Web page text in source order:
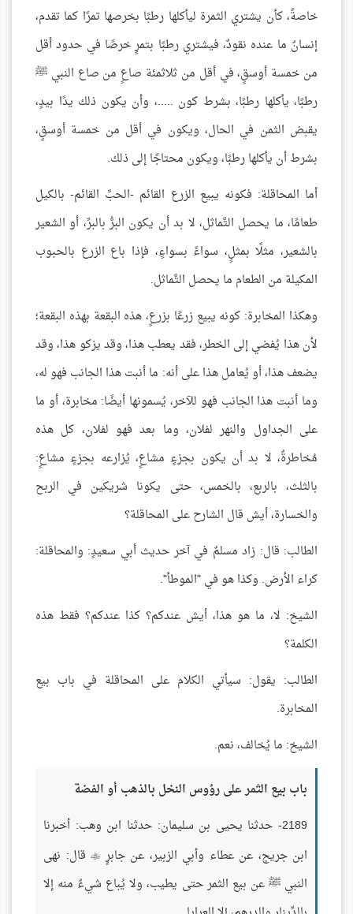
خاصةً، كأن يشتري الثمرة ليأكلها رطبًا بخرصها تمرًا كما تقدم،
إنسانٌ ما عنده نقودٌ، فيشتري رطبًا بتمرٍ خرصًا في حدود أقل
من خمسة أوسقٍ، في أقل من ثلاثمئة صاعٍ من صاع النبي ﷺ
رطبًا، يأكلها رطبًا، بشرط كون .....، وأن يكون ذلك يدًا بيدٍ،
يقبض الثمن في الحال، ويكون في أقل من خمسة أوسقٍ،
بشرط أن يأكلها رطبًا، ويكون محتاجًا إلى ذلك.
أما المحاقلة: فكونه يبيع الزرع القائم -الحبَّ القائم- بالكيل
طعامًا، ما يحصل التَّماثل، لا بد أن يكون البرُّ بالبرِّ، أو الشعير
بالشعير، مثلًا بمثلٍ، سواءً بسواءٍ، فإذا باع الزرع بالحبوب
المكيلة من الطعام ما يحصل التَّماثل.
وهكذا المخابرة: كونه يبيع زرعًا بزرعٍ، هذه البقعة بهذه البقعة؛
لأن هذا يُفضي إلى الخطر، فقد يعطب هذا، وقد يزكو هذا، وقد
يضعف هذا، أو يُعامل هذا على أنه: ما أنبت هذا الجانب فهو له،
وما أنبت هذا الجانب فهو للآخر، يُسمونها أيضًا: مخابرة، أو ما
على الجداول والنهر لفلان، وما بعد فهو لفلان، كل هذه
مُخاطرةٌ، لا بد أن يكون بجزءٍ مشاعٍ، يُزارعه بجزءٍ مشاعٍ:
بالثلث، بالربع، بالخمس، حتى يكونا شريكين في الربح
والخسارة، أيش قال الشارح على المحاقلة؟
الطالب: قال: زاد مسلمٌ في آخر حديث أبي سعيدٍ: والمحاقلة:
كراء الأرض. وكذا هو في "الموطأ".
الشيخ: لا، ما هو هذا، أيش عندكم؟ كذا عندكم؟ فقط هذه
الكلمة؟
الطالب: يقول: سيأتي الكلام على المحاقلة في باب بيع
المخابرة.
الشيخ: ما يُخالف، نعم.
باب بيع الثمر على رؤوس النخل بالذهب أو الفضة
2189- حدثنا يحيى بن سليمان: حدثنا ابن وهب: أخبرنا
ابن جريج، عن عطاء وأبي الزبير، عن جابرٍ  قال: نهى
النبي ﷺ عن بيع الثمر حتى يطيب، ولا يُباع شيءٌ منه إلا